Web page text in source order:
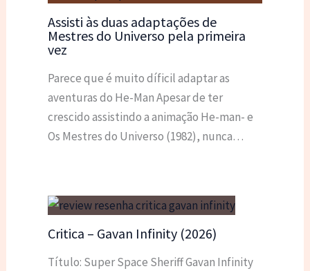
Assisti às duas adaptações de
Mestres do Universo pela primeira
vez
Parece que é muito díficil adaptar as
aventuras do He-Man Apesar de ter
crescido assistindo a animação He-man- e
Os Mestres do Universo (1982), nunca…
Critica – Gavan Infinity (2026)
Título: Super Space Sheriff Gavan Infinity